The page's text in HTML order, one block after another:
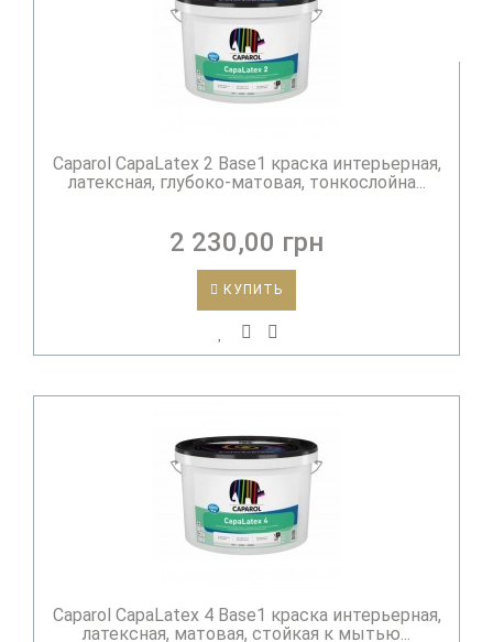
Caparol CapaLatex 2 Base1 краска интерьерная,
латексная, глубоко-матовая, тонкослойна...
2 230,00 грн
КУПИТЬ
Caparol CapaLatex 4 Base1 краска интерьерная,
латексная, матовая, стойкая к мытью...